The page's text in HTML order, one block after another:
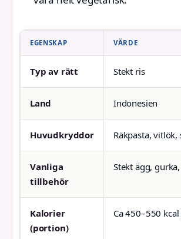
EGENSKAP VÄRDE
Typ av rätt Stekt ris
Land Indonesien
Huvudkryddor Räkpasta,
Vanliga
tillbehör
Stekt ägg,
Kalorier
(portion)
Ca 450–550